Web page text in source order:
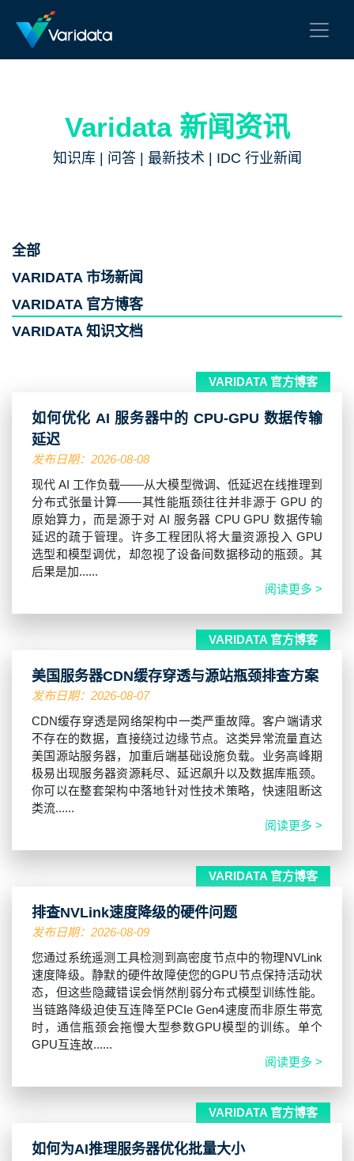
Varidata 新闻资讯
知识库 | 问答 | 最新技术 | IDC 行业新闻
全部
VARIDATA 市场新闻
VARIDATA 官方博客
VARIDATA 知识文档
VARIDATA 官方博客
如何优化 AI 服务器中的 CPU‑GPU 数据传输
延迟
发布日期：2026-08-08
现代 AI 工作负载——从大模型微调、低延迟在线推理到
分布式张量计算——其性能瓶颈往往并非源于 GPU 的
原始算力，而是源于对 AI 服务器 CPU GPU 数据传输
延迟的疏于管理。许多工程团队将大量资源投入 GPU
选型和模型调优，却忽视了设备间数据移动的瓶颈。其
后果是加......
阅读更多 >
VARIDATA 官方博客
美国服务器CDN缓存穿透与源站瓶颈排查方案
发布日期：2026-08-07
CDN缓存穿透是网络架构中一类严重故障。客户端请求
不存在的数据，直接绕过边缘节点。这类异常流量直达
美国源站服务器，加重后端基础设施负载。业务高峰期
极易出现服务器资源耗尽、延迟飙升以及数据库瓶颈。
你可以在整套架构中落地针对性技术策略，快速阻断这
类流......
阅读更多 >
VARIDATA 官方博客
排查NVLink速度降级的硬件问题
发布日期：2026-08-09
您通过系统遥测工具检测到高密度节点中的物理NVLink
速度降级。静默的硬件故障使您的GPU节点保持活动状
态，但这些隐藏错误会悄然削弱分布式模型训练性能。
当链路降级迫使互连降至PCIe Gen4速度而非原生带宽
时，通信瓶颈会拖慢大型参数GPU模型的训练。单个
GPU互连故......
阅读更多 >
VARIDATA 官方博客
如何为AI推理服务器优化批量大小